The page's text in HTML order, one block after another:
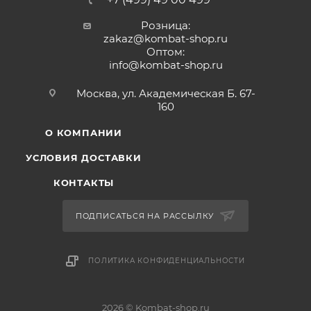
Розница:
zakaz@kombat-shop.ru
Оптом:
info@kombat-shop.ru
Москва, ул. Академическая Б. 67-
160
О КОМПАНИИ
УСЛОВИЯ ДОСТАВКИ
КОНТАКТЫ
ПОДПИСАТЬСЯ НА РАССЫЛКУ
ПОЛИТИКА КОНФИДЕНЦИАЛЬНОСТИ
2026 © Kombat-shop.ru